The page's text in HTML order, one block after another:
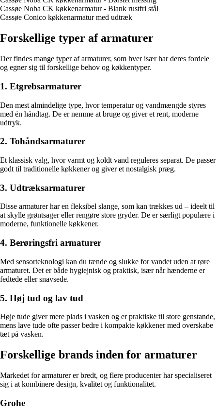
Cassøe Noba CK køkkenarmatur - Blank rustfri stål
Cassøe Conico køkkenarmatur med udtræk
Forskellige typer af armaturer
Der findes mange typer af armaturer, som hver især har deres fordele
og egner sig til forskellige behov og køkkentyper.
1. Etgrebsarmaturer
Den mest almindelige type, hvor temperatur og vandmængde styres
med én håndtag. De er nemme at bruge og giver et rent, moderne
udtryk.
2. Tohåndsarmaturer
Et klassisk valg, hvor varmt og koldt vand reguleres separat. De passer
godt til traditionelle køkkener og giver et nostalgisk præg.
3. Udtræksarmaturer
Disse armaturer har en fleksibel slange, som kan trækkes ud – ideelt til
at skylle grøntsager eller rengøre store gryder. De er særligt populære i
moderne, funktionelle køkkener.
4. Berøringsfri armaturer
Med sensorteknologi kan du tænde og slukke for vandet uden at røre
armaturet. Det er både hygiejnisk og praktisk, især når hænderne er
fedtede eller snavsede.
5. Høj tud og lav tud
Høje tude giver mere plads i vasken og er praktiske til store genstande,
mens lave tude ofte passer bedre i kompakte køkkener med overskabe
tæt på vasken.
Forskellige brands inden for armaturer
Markedet for armaturer er bredt, og flere producenter har specialiseret
sig i at kombinere design, kvalitet og funktionalitet.
Grohe